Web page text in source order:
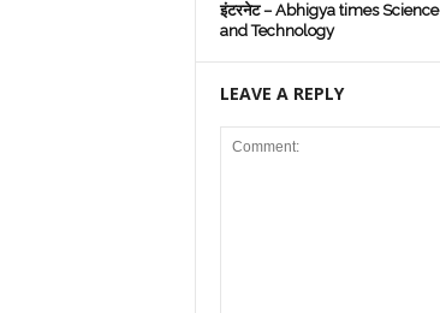
इंटरनेट – Abhigya times Science
and Technology
LEAVE A REPLY